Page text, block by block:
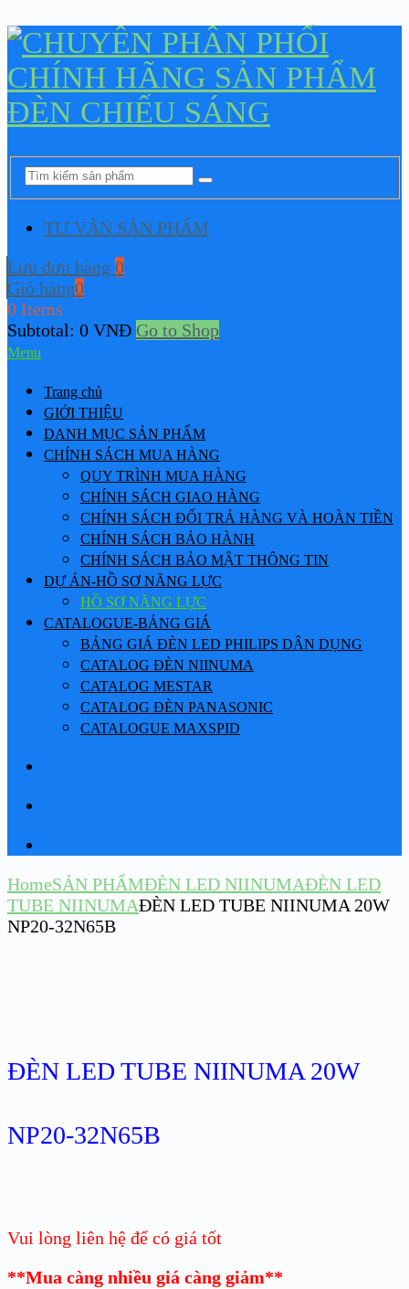
TƯ VẤN SẢN PHẨM
Lưu đơn hàng 0
Giỏ hàng0
0 Items
Subtotal: 0 VNĐ Go to Shop
Menu
Trang chủ
GIỚI THIỆU
DANH MỤC SẢN PHẨM
CHÍNH SÁCH MUA HÀNG
QUY TRÌNH MUA HÀNG
CHÍNH SÁCH GIAO HÀNG
CHÍNH SÁCH ĐỔI TRẢ HÀNG VÀ HOÀN TIỀN
CHÍNH SÁCH BẢO HÀNH
CHÍNH SÁCH BẢO MẬT THÔNG TIN
DỰ ÁN-HỒ SƠ NĂNG LỰC
HỒ SƠ NĂNG LỰC
CATALOGUE-BẢNG GIÁ
BẢNG GIÁ ĐÈN LED PHILIPS DÂN DỤNG
CATALOG ĐÈN NIINUMA
CATALOG MESTAR
CATALOG ĐÈN PANASONIC
CATALOGUE MAXSPID
HomeSẢN PHẨMĐÈN LED NIINUMAĐÈN LED
TUBE NIINUMAĐÈN LED TUBE NIINUMA 20W
NP20-32N65B
ĐÈN LED TUBE NIINUMA 20W
NP20-32N65B
Vui lòng liên hệ để có giá tốt
**Mua càng nhiều giá càng giảm**